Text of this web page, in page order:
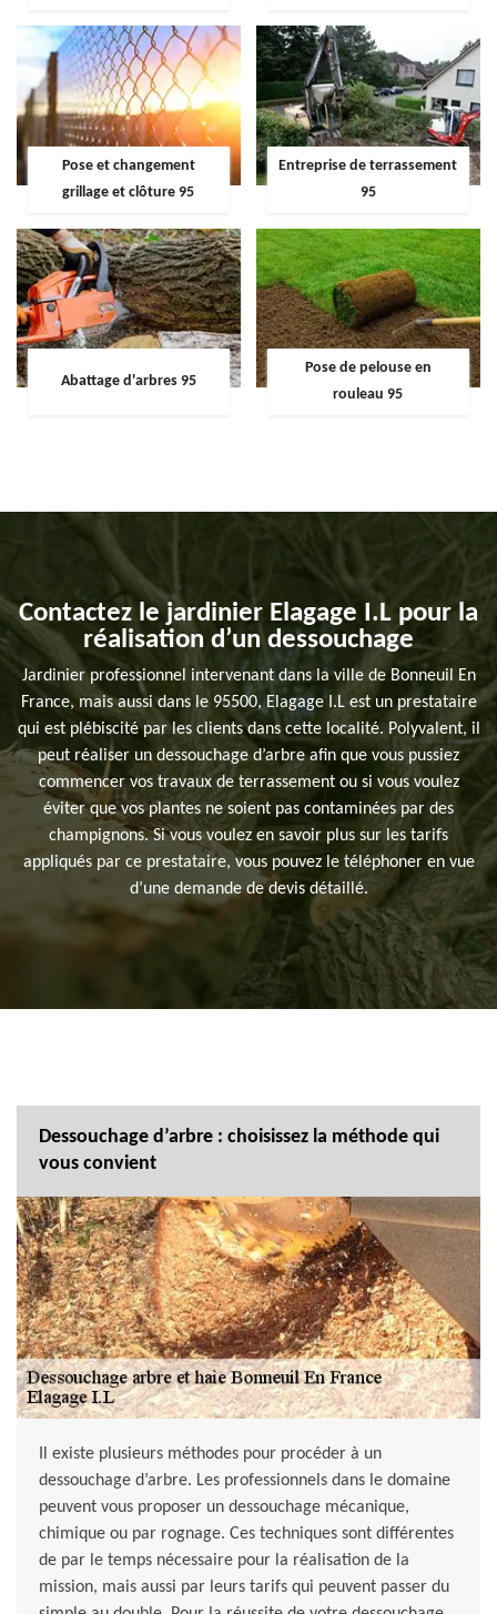
Pose et changement
grillage et clôture 95
Entreprise de terrassement
95
Abattage d'arbres 95
Pose de pelouse en
rouleau 95
Contactez le jardinier Elagage I.L pour la
réalisation d’un dessouchage
Jardinier professionnel intervenant dans la ville de Bonneuil En
France, mais aussi dans le 95500, Elagage I.L est un prestataire
qui est plébiscité par les clients dans cette localité. Polyvalent, il
peut réaliser un dessouchage d’arbre afin que vous pussiez
commencer vos travaux de terrassement ou si vous voulez
éviter que vos plantes ne soient pas contaminées par des
champignons. Si vous voulez en savoir plus sur les tarifs
appliqués par ce prestataire, vous pouvez le téléphoner en vue
d’une demande de devis détaillé.
Dessouchage d’arbre : choisissez la méthode qui
vous convient
Il existe plusieurs méthodes pour procéder à un
dessouchage d’arbre. Les professionnels dans le domaine
peuvent vous proposer un dessouchage mécanique,
chimique ou par rognage. Ces techniques sont différentes
de par le temps nécessaire pour la réalisation de la
mission, mais aussi par leurs tarifs qui peuvent passer du